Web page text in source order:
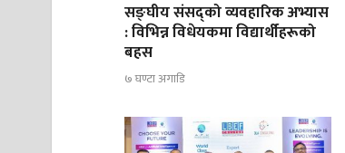
सङ्घीय संसद्को व्यवहारिक अभ्यास
: विभिन्न विधेयकमा विद्यार्थीहरूको
बहस
७ घण्टा अगाडि